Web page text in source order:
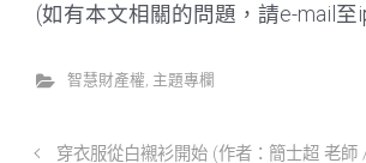
(如有本文相關的問題，請e-mail至
智慧財產權, 主題專欄
穿衣服從白襯衫開始 (作者：簡士超 老師